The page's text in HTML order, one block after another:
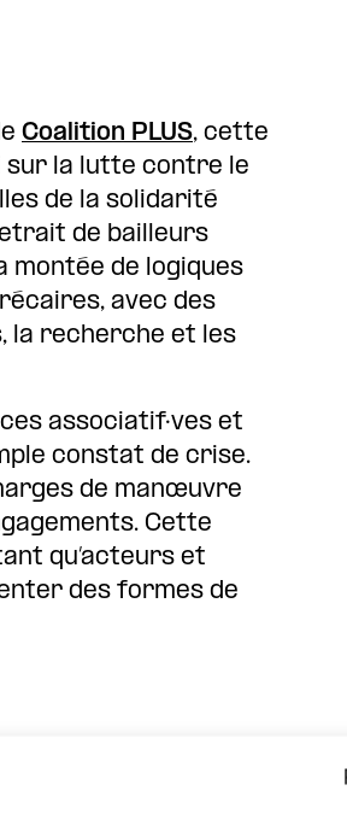
Coalition PLUS, cette
sur la lutte contre le
de la solidarité
de bailleurs
montée de logiques
avec des
la recherche et les
associatif·ves et
constat de crise.
de manœuvre
Cette
qu’acteurs et
des formes de